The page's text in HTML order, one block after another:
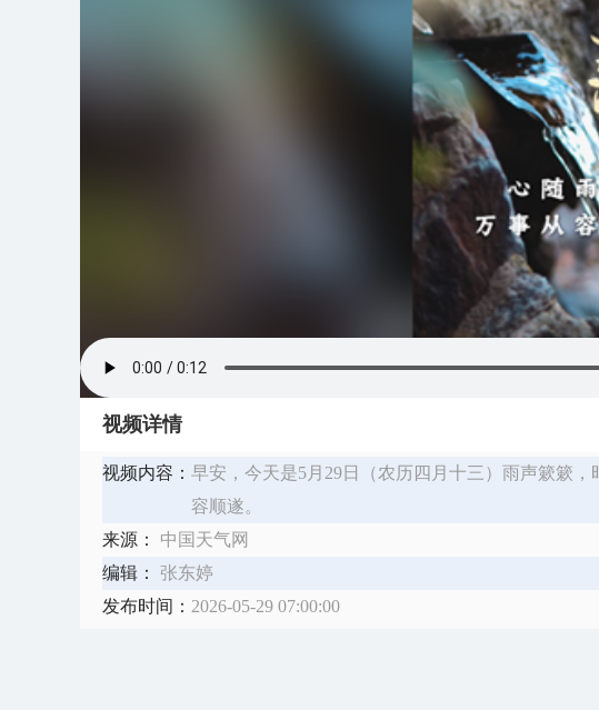
视频详情
视频内容： 早安，今天是5月29日（农历四月十三）雨声簌簌
容顺遂。
来源：
中国天气网
编辑：
张东婷
发布时间： 2026-05-29 07:00:00